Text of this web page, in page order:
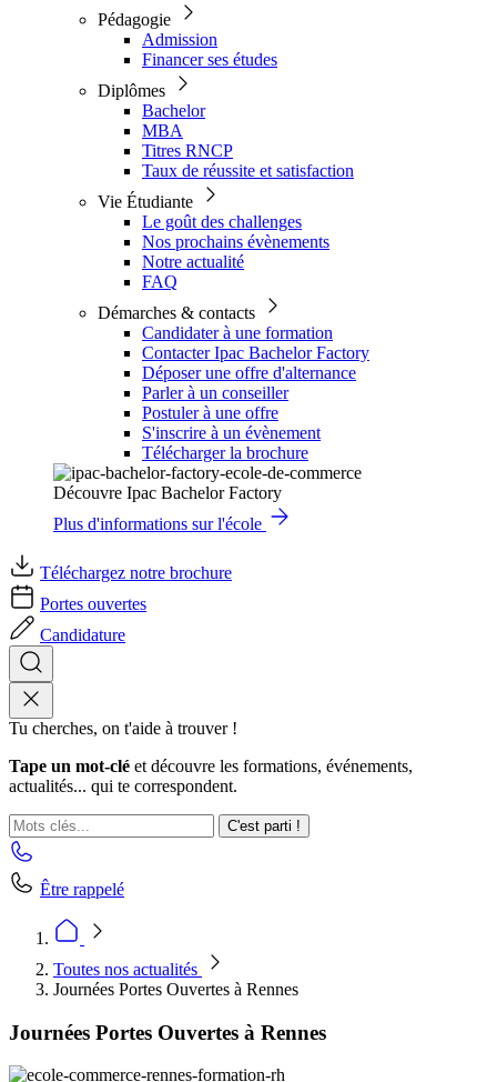
Pédagogie
Admission
Financer ses études
Diplômes
Bachelor
MBA
Titres RNCP
Taux de réussite et satisfaction
Vie Étudiante
Le goût des challenges
Nos prochains évènements
Notre actualité
FAQ
Démarches & contacts
Candidater à une formation
Contacter Ipac Bachelor Factory
Déposer une offre d'alternance
Parler à un conseiller
Postuler à une offre
S'inscrire à un évènement
Télécharger la brochure
Découvre Ipac Bachelor Factory
Plus d'informations sur l'école
Téléchargez notre brochure
Portes ouvertes
Candidature
Tu cherches, on t'aide à trouver !
Tape un mot-clé et découvre les formations, événements,
actualités... qui te correspondent.
C'est parti !
Être rappelé
Toutes nos actualités
Journées Portes Ouvertes à Rennes
Journées Portes Ouvertes à Rennes